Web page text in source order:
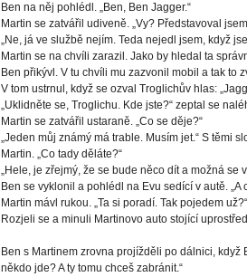
Ben na něj pohlédl. „Ben, Ben Jagger.“
Martin se zatvářil udiveně. „Vy? Představoval
„Ne, já ve službě nejím. Teda nejedl jsem, když
Martin se na chvíli zarazil. Jako by hledal ta
Ben přikývl. V tu chvíli mu zazvonil mobil a tak to
V tom ustrnul, když se ozval Troglichův hlas:
„Uklidněte se, Troglichu. Kde jste?“ zeptal se
Martin se zatvářil ustaraně. „Co se děje?“
„Jeden můj známý má trable. Musím jet.“ S těmi
Martin. „Co tady děláte?“
„Hele, je zřejmý, že se bude něco dít a možná se
Ben se vyklonil a pohlédl na Evu sedící v autě. „A
Martin mávl rukou. „Ta si poradí. Tak pojedem už?“
Rozjeli se a minuli Martinovo auto stojící
Ben s Martinem zrovna projížděli po dálnici,
někdo jde? A ty tomu chceš zabránit.“